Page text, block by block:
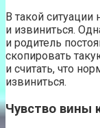
В такой ситуации
и извиниться.
и родитель
скопировать
и считать, что
извиниться.
Чувство вины